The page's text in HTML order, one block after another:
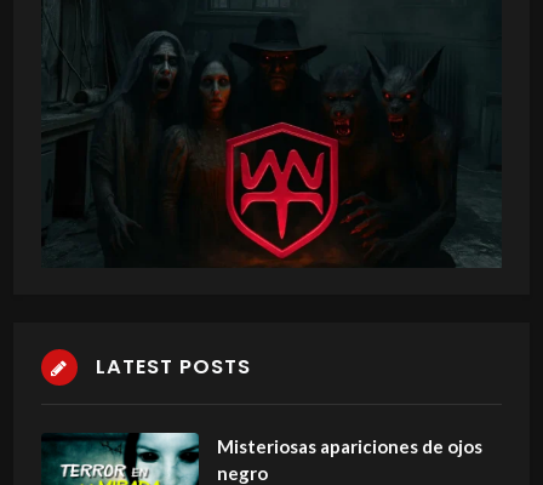
LATEST POSTS
Misteriosas apariciones de ojos
negro